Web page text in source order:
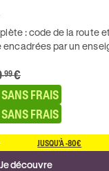
: code de la route et
par un
.99€
FRAIS
FRAIS
JUSQU'À -80€
Je découvre